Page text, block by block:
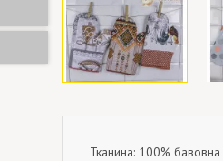
Тканина: 100% бавовна